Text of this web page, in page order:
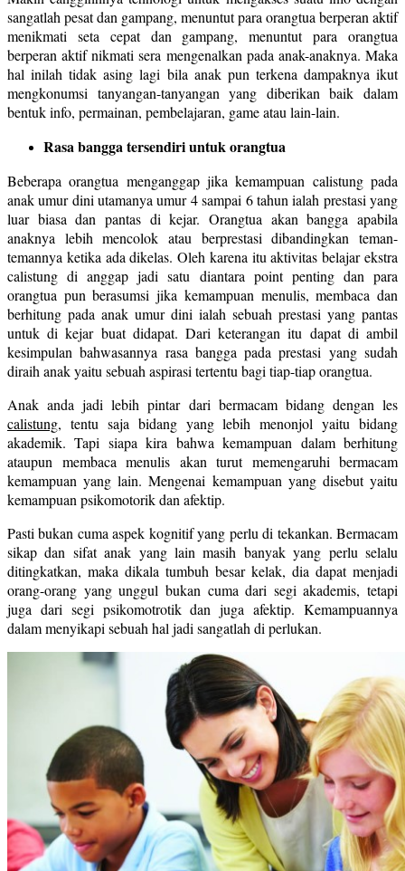
sangatlah pesat dan gampang, menuntut para orangtua berperan aktif
menikmati seta cepat dan gampang, menuntut para orangtua
berperan aktif nikmati sera mengenalkan pada anak-anaknya. Maka
hal inilah tidak asing lagi bila anak pun terkena dampaknya ikut
mengkonumsi tanyangan-tanyangan yang diberikan baik dalam
bentuk info, permainan, pembelajaran, game atau lain-lain.
Rasa bangga tersendiri untuk orangtua
Beberapa orangtua menganggap jika kemampuan calistung pada
anak umur dini utamanya umur 4 sampai 6 tahun ialah prestasi yang
luar biasa dan pantas di kejar. Orangtua akan bangga apabila
anaknya lebih mencolok atau berprestasi dibandingkan teman-
temannya ketika ada dikelas. Oleh karena itu aktivitas belajar ekstra
calistung di anggap jadi satu diantara point penting dan para
orangtua pun berasumsi jika kemampuan menulis, membaca dan
berhitung pada anak umur dini ialah sebuah prestasi yang pantas
untuk di kejar buat didapat. Dari keterangan itu dapat di ambil
kesimpulan bahwasannya rasa bangga pada prestasi yang sudah
diraih anak yaitu sebuah aspirasi tertentu bagi tiap-tiap orangtua.
Anak anda jadi lebih pintar dari bermacam bidang dengan les
calistung, tentu saja bidang yang lebih menonjol yaitu bidang
akademik. Tapi siapa kira bahwa kemampuan dalam berhitung
ataupun membaca menulis akan turut memengaruhi bermacam
kemampuan yang lain. Mengenai kemampuan yang disebut yaitu
kemampuan psikomotorik dan afektip.
Pasti bukan cuma aspek kognitif yang perlu di tekankan. Bermacam
sikap dan sifat anak yang lain masih banyak yang perlu selalu
ditingkatkan, maka dikala tumbuh besar kelak, dia dapat menjadi
orang-orang yang unggul bukan cuma dari segi akademis, tetapi
juga dari segi psikomotrotik dan juga afektip. Kemampuannya
dalam menyikapi sebuah hal jadi sangatlah di perlukan.